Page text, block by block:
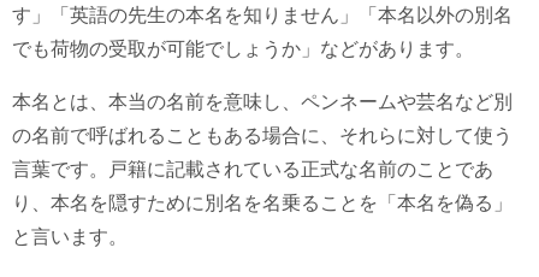
す」「英語の先生の本名を知りません」「本名以外の別名
でも荷物の受取が可能でしょうか」などがあります。
本名とは、本当の名前を意味し、ペンネームや芸名など別
の名前で呼ばれることもある場合に、それらに対して使う
言葉です。戸籍に記載されている正式な名前のことであ
り、本名を隠すために別名を名乗ることを「本名を偽る」
と言います。